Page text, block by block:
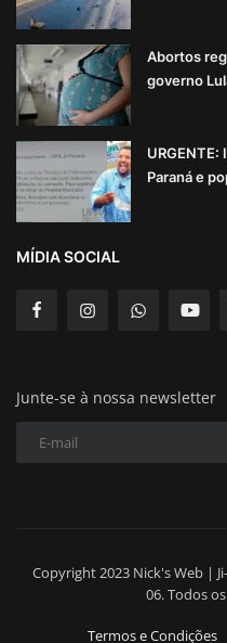
Abortos
governo
URGENTE:
Paraná e
MÍDIA SOCIAL
Junte-se à nossa newsletter
Copyright 2023 Nick's Web |
06. Todos
Termos e Condições